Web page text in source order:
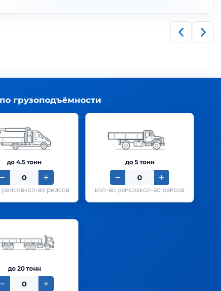
грузоподъёмности
до 4.5 тонн
кол-во рейсов
до 5 тонн
кол-во рейсов
до 20 тонн